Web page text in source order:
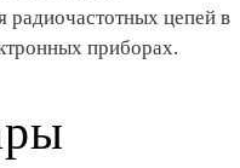
цепей в
приборах.